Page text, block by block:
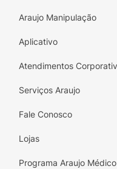
Araujo Manipulação
Aplicativo
Atendimentos
Serviços Araujo
Fale Conosco
Lojas
Programa Araujo Médico